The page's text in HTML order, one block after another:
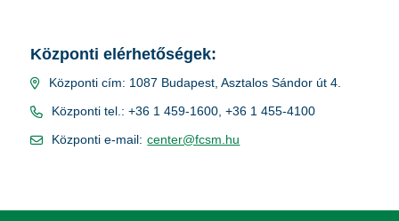
Központi elérhetőségek:
Központi cím: 1087 Budapest, Asztalos Sándor út 4.
Központi tel.: +36 1 459-1600, +36 1 455-4100
Központi e-mail: center@fcsm.hu